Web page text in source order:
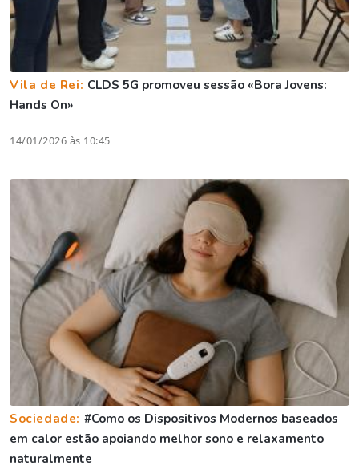
Vila de Rei: CLDS 5G promoveu sessão «Bora Jovens:
Hands On»
14/01/2026 às 10:45
Sociedade: #Como os Dispositivos Modernos baseados
em calor estão apoiando melhor sono e relaxamento
naturalmente